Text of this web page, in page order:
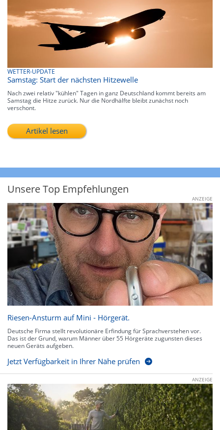
WETTER-UPDATE
Samstag: Start der nächsten Hitzewelle
Nach zwei relativ "kühlen" Tagen in ganz Deutschland kommt bereits am
Samstag die Hitze zurück. Nur die Nordhälfte bleibt zunächst noch
verschont.
Artikel lesen
Unsere Top Empfehlungen
ANZEIGE
Riesen-Ansturm auf Mini - Hörgerät.
Deutsche Firma stellt revolutionäre Erfindung für Sprachverstehen vor.
Das ist der Grund, warum Männer über 55 Hörgeräte zugunsten dieses
neuen Geräts aufgeben.
Jetzt Verfügbarkeit in Ihrer Nähe prüfen
ANZEIGE